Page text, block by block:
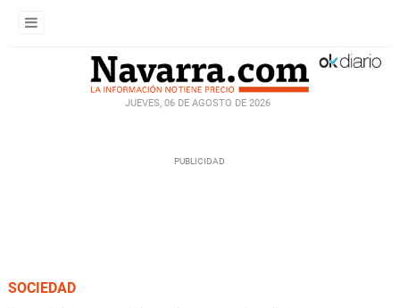
JUEVES, 06 DE AGOSTO DE 2026
SOCIEDAD